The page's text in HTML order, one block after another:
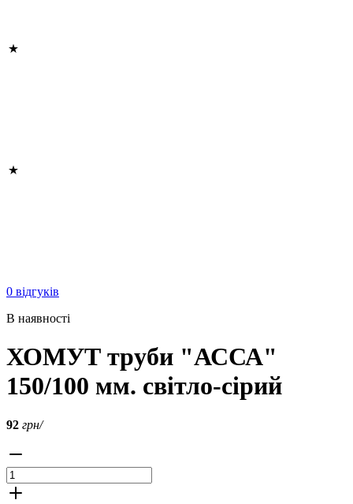
0 відгуків
В наявності
ХОМУТ труби "АССА"
150/100 мм. світло-сірий
92 грн/